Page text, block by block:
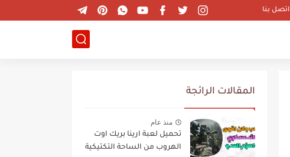
اتصل بنا
المقالات الرائجة
منذ عام
تحميل لعبة ارينا بريك اوت
الهروب من الساحة التكتيكية